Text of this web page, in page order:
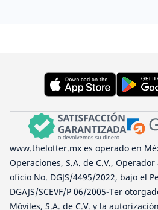
www.thelotter.mx es operado en
Operaciones, S.A. de C.V.,
oficio No. DGJS/4495/2022, bajo el
DGAJS/SCEVF/P 06/2005-Ter
Móviles, S.A. de C.V. y la